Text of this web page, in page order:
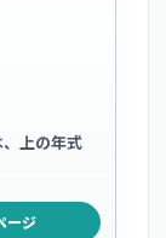
上の年式
ージ